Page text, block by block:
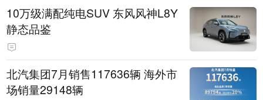
10万级满配纯电SUV 东风风神L8Y
静态品鉴
北汽集团7月销售117636辆 海外市
场销量29148辆